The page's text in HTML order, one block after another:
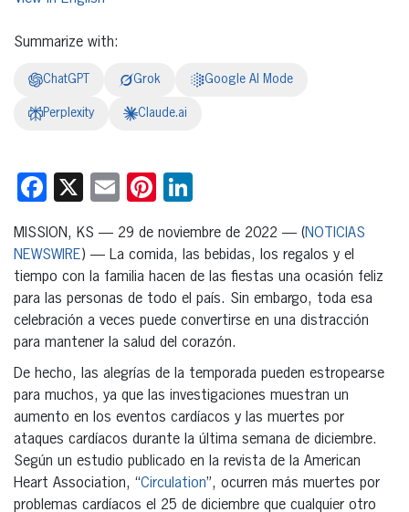
Summarize with:
ChatGPT Grok Google AI Mode
Perplexity Claude.ai
Facebook
X EmailPinterest
MISSION, KS — 29 de noviembre de 2022 — (NOTICIAS
NEWSWIRE) — La comida, las bebidas, los regalos y el
tiempo con la familia hacen de las fiestas una ocasión feliz
para las personas de todo el país. Sin embargo, toda esa
celebración a veces puede convertirse en una distracción
para mantener la salud del corazón.
De hecho, las alegrías de la temporada pueden estropearse
para muchos, ya que las investigaciones muestran un
aumento en los eventos cardíacos y las muertes por
ataques cardíacos durante la última semana de diciembre.
Según un estudio publicado en la revista de la American
Heart Association, “Circulation”, ocurren más muertes por
problemas cardíacos el 25 de diciembre que cualquier otro